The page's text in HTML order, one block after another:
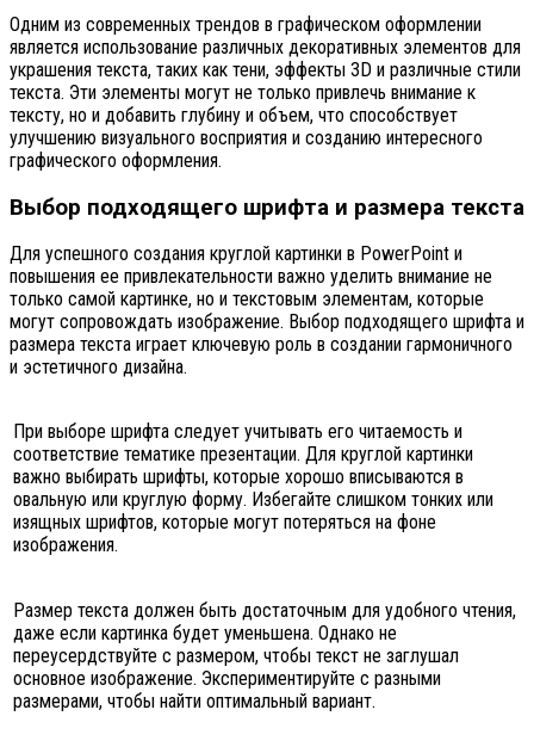
Одним из современных трендов в графическом оформлении
является использование различных декоративных элементов для
украшения текста, таких как тени, эффекты 3D и различные стили
текста. Эти элементы могут не только привлечь внимание к
тексту, но и добавить глубину и объем, что способствует
улучшению визуального восприятия и созданию интересного
графического оформления.
Выбор подходящего шрифта и размера текста
Для успешного создания круглой картинки в PowerPoint и
повышения ее привлекательности важно уделить внимание не
только самой картинке, но и текстовым элементам, которые
могут сопровождать изображение. Выбор подходящего шрифта и
размера текста играет ключевую роль в создании гармоничного
и эстетичного дизайна.
При выборе шрифта следует учитывать его читаемость и
соответствие тематике презентации. Для круглой картинки
важно выбирать шрифты, которые хорошо вписываются в
овальную или круглую форму. Избегайте слишком тонких или
изящных шрифтов, которые могут потеряться на фоне
изображения.
Размер текста должен быть достаточным для удобного чтения,
даже если картинка будет уменьшена. Однако не
переусердствуйте с размером, чтобы текст не заглушал
основное изображение. Экспериментируйте с разными
размерами, чтобы найти оптимальный вариант.